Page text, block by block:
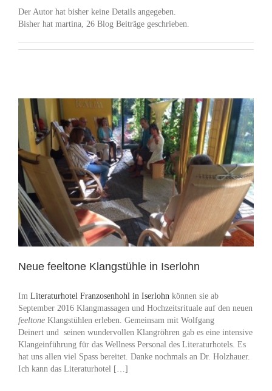
Klangmassagen
Kontakt & Anfahrt
Der Autor hat bisher keine Details angegeben.
Bisher hat martina, 26 Blog Beiträge geschrieben.
Neue feeltone Klangstühle in Iserlohn
Im Literaturhotel Franzosenhohl in Iserlohn können sie ab
September 2016 Klangmassagen und Hochzeitsrituale auf den neuen
feeltone Klangstühlen erleben. Gemeinsam mit Wolfgang
Deinert und seinen wundervollen Klangröhren gab es eine intensive
Klangeinführung für das Wellness Personal des Literaturhotels. Es
hat uns allen viel Spass bereitet. Danke nochmals an Dr. Holzhauer.
Ich kann das Literaturhotel […]